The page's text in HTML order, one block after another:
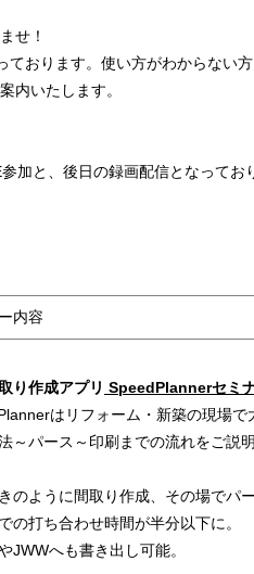
せ！
おります。使い方がわからない
内いたします。
加と、後日の録画配信となってお
内容
り作成アプリ SpeedPlannerセミ
はリフォーム・新築の現場で
～パース～印刷までの流れをご説
のように間取り作成、その場でパ
の打ち合わせ時間が半分以下に。
JWWへも書き出し可能。